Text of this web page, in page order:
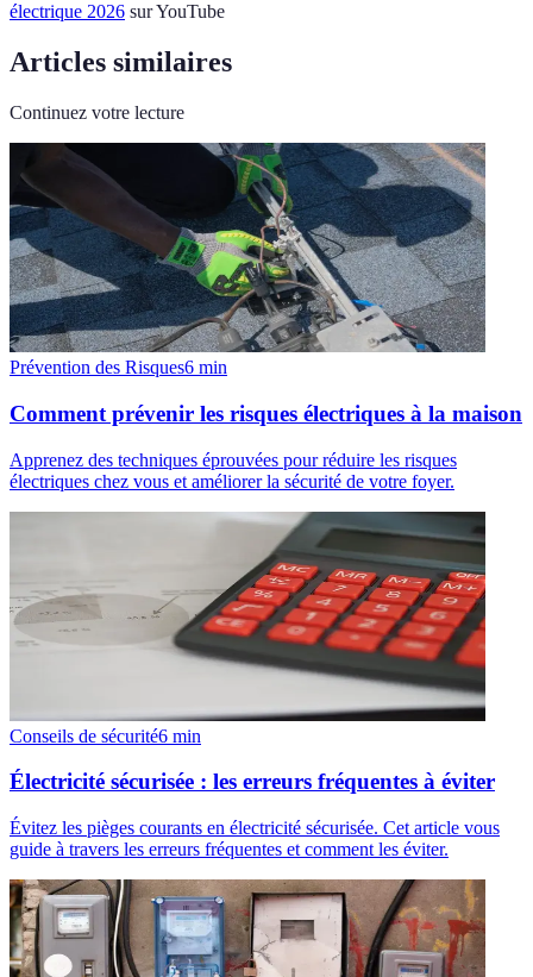
électrique 2026 sur YouTube
Articles similaires
Continuez votre lecture
Prévention des Risques6 min
Comment prévenir les risques électriques à la maison
Apprenez des techniques éprouvées pour réduire les risques
électriques chez vous et améliorer la sécurité de votre foyer.
Conseils de sécurité6 min
Électricité sécurisée : les erreurs fréquentes à éviter
Évitez les pièges courants en électricité sécurisée. Cet article vous
guide à travers les erreurs fréquentes et comment les éviter.